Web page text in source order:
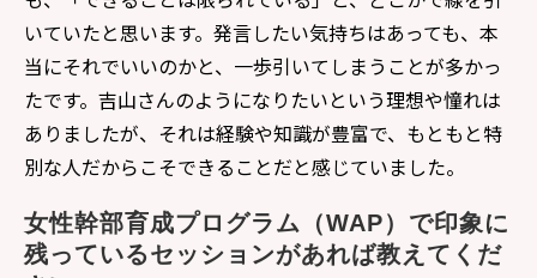
いていたと思います。発言したい気持ちはあっても、本
当にそれでいいのかと、一歩引いてしまうことが多かっ
たです。吉山さんのようになりたいという理想や憧れは
ありましたが、それは経験や知識が豊富で、もともと特
別な人だからこそできることだと感じていました。
女性幹部育成プログラム（WAP）で印象に
残っているセッションがあれば教えてくだ